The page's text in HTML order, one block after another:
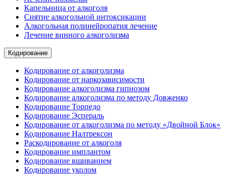
Капельница от алкоголя
Снятие алкогольной интоксикации
Алкогольная полинейропатия лечение
Лечение винного алкоголизма
Кодирование
Кодирование от алкоголизма
Кодирование от наркозависимости
Кодирование алкоголизма гипнозом
Кодирование алкоголизма по методу Довженко
Кодирование Торпедо
Кодирование Эспераль
Кодирование от алкоголизма по методу «Двойной Блок»
Кодирование Налтрексон
Раскодирование от алкоголя
Кодирование имплантом
Кодирование вшиванием
Кодирование уколом